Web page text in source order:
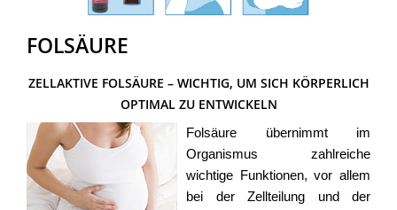
FOLSÄURE
ZELLAKTIVE FOLSÄURE – WICHTIG, UM SICH KÖRPERLICH
OPTIMAL ZU ENTWICKELN
Folsäure übernimmt im
Organismus zahlreiche
wichtige Funktionen, vor allem
bei der Zellteilung und der